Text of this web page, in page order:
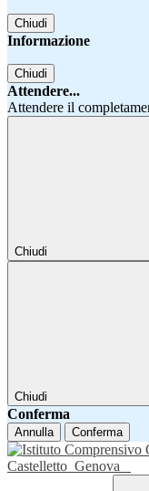
Chiudi
Informazione
Chiudi
Attendere...
Attendere il
Chiudi
Chiudi
Conferma
Annulla Conferma
Castelletto Genova